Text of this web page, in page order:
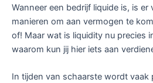
Wanneer een bedrijf liquide is, is
manieren om aan vermogen te
of! Maar wat is liquidity nu precies
waarom kun jij hier iets aan
In tijden van schaarste wordt vaak